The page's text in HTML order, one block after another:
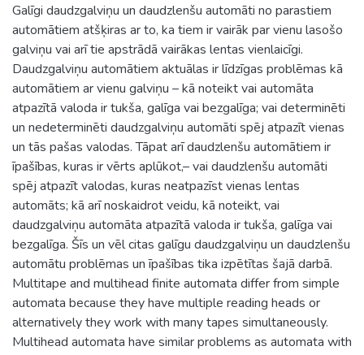
Galīgi daudzgalviņu un daudzlenšu automāti no parastiem
automātiem atšķiras ar to, ka tiem ir vairāk par vienu lasošo
galviņu vai arī tie apstrādā vairākas lentas vienlaicīgi.
Daudzgalviņu automātiem aktuālas ir līdzīgas problēmas kā
automātiem ar vienu galviņu – kā noteikt vai automāta
atpazītā valoda ir tukša, galīga vai bezgalīga; vai determinēti
un nedeterminēti daudzgalviņu automāti spēj atpazīt vienas
un tās pašas valodas. Tāpat arī daudzlenšu automātiem ir
īpašības, kuras ir vērts aplūkot,– vai daudzlenšu automāti
spēj atpazīt valodas, kuras neatpazīst vienas lentas
automāts; kā arī noskaidrot veidu, kā noteikt, vai
daudzgalviņu automāta atpazītā valoda ir tukša, galīga vai
bezgalīga. Šīs un vēl citas galīgu daudzgalviņu un daudzlenšu
automātu problēmas un īpašības tika izpētītas šajā darbā.
Multitape and multihead finite automata differ from simple
automata because they have multiple reading heads or
alternatively they work with many tapes simultaneously.
Multihead automata have similar problems as automata with